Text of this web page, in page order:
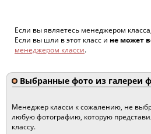
Если вы являетесь менеджером
Если вы шли в этот класс и не может
менеджером класси.
Выбранные фото из галереи
Менеджер класси к сожалению, не
любую фотографию, которую
классу.